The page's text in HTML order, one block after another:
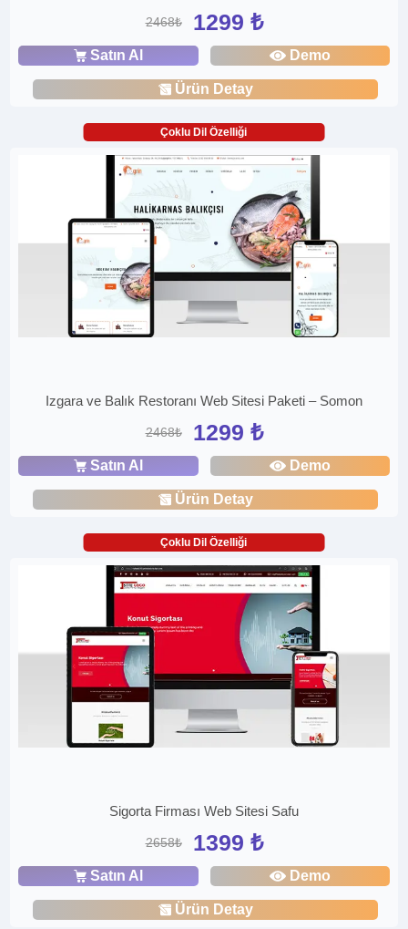
2468₺ 1299 ₺
Satın Al Demo
Ürün Detay
Çoklu Dil Özelliği
Izgara ve Balık Restoranı Web Sitesi Paketi – Somon
2468₺ 1299 ₺
Satın Al Demo
Ürün Detay
Çoklu Dil Özelliği
Sigorta Firması Web Sitesi Safu
2658₺ 1399 ₺
Satın Al Demo
Ürün Detay